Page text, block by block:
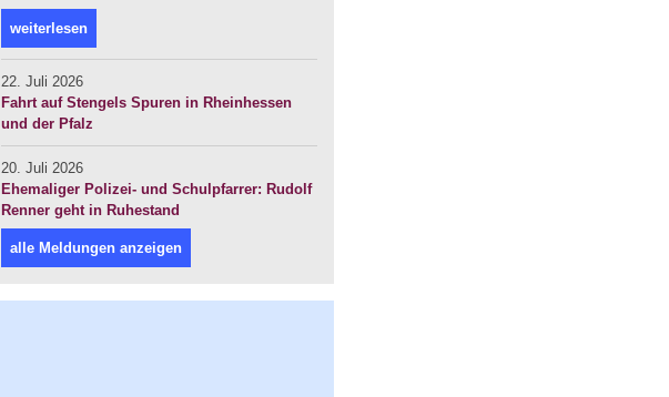
weiterlesen
22. Juli 2026
Fahrt auf Stengels Spuren in Rheinhessen
und der Pfalz
20. Juli 2026
Ehemaliger Polizei- und Schulpfarrer: Rudolf
Renner geht in Ruhestand
alle Meldungen anzeigen